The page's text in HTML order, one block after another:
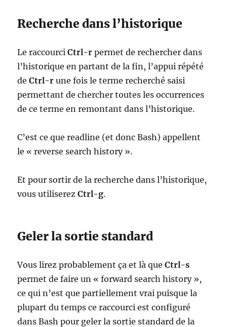
Recherche dans l’historique
Le raccourciCtrl-r permet de rechercher dans
l’historique en partant de la fin, l’appui répété
deCtrl-r une fois le terme recherché saisi
permettant de chercher toutes les occurrences
de ce terme en remontant dans l’historique.
C’est ce que readline (et donc Bash) appellent
le « reverse search history ».
Et pour sortir de la recherche dans l’historique,
vous utiliserezCtrl-g.
Geler la sortie standard
Vous lirez probablement ça et là queCtrl-s
permet de faire un « forward search history »,
ce qui n’est que partiellement vrai puisque la
plupart du temps ce raccourci est configuré
dans Bash pour geler la sortie standard de la